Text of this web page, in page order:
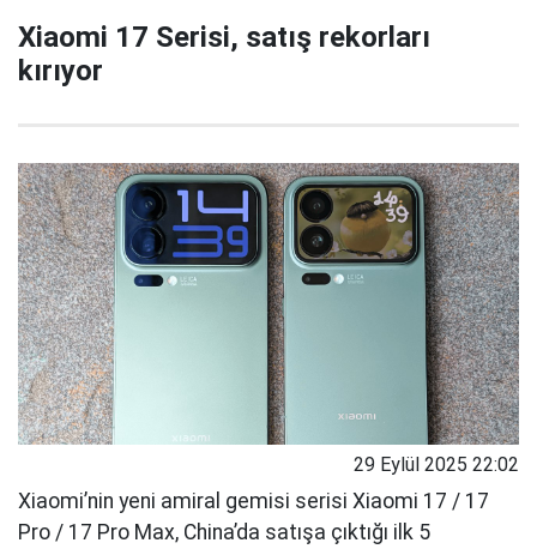
Xiaomi 17 Serisi, satış rekorları
kırıyor
29 Eylül 2025 22:02
Xiaomi’nin yeni amiral gemisi serisi Xiaomi 17 / 17
Pro / 17 Pro Max, China’da satışa çıktığı ilk 5